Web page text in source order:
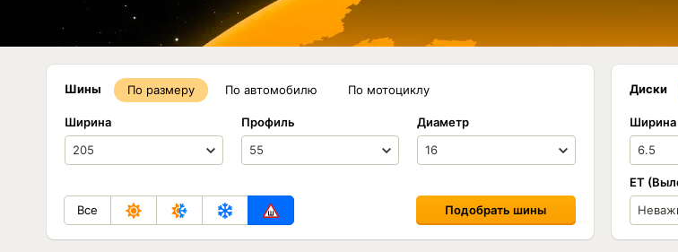
Шины По размеру По автомобилю По мотоциклу
Ширина Профиль Диаметр
Все Подобрать шины
Диски
Ширина
ET